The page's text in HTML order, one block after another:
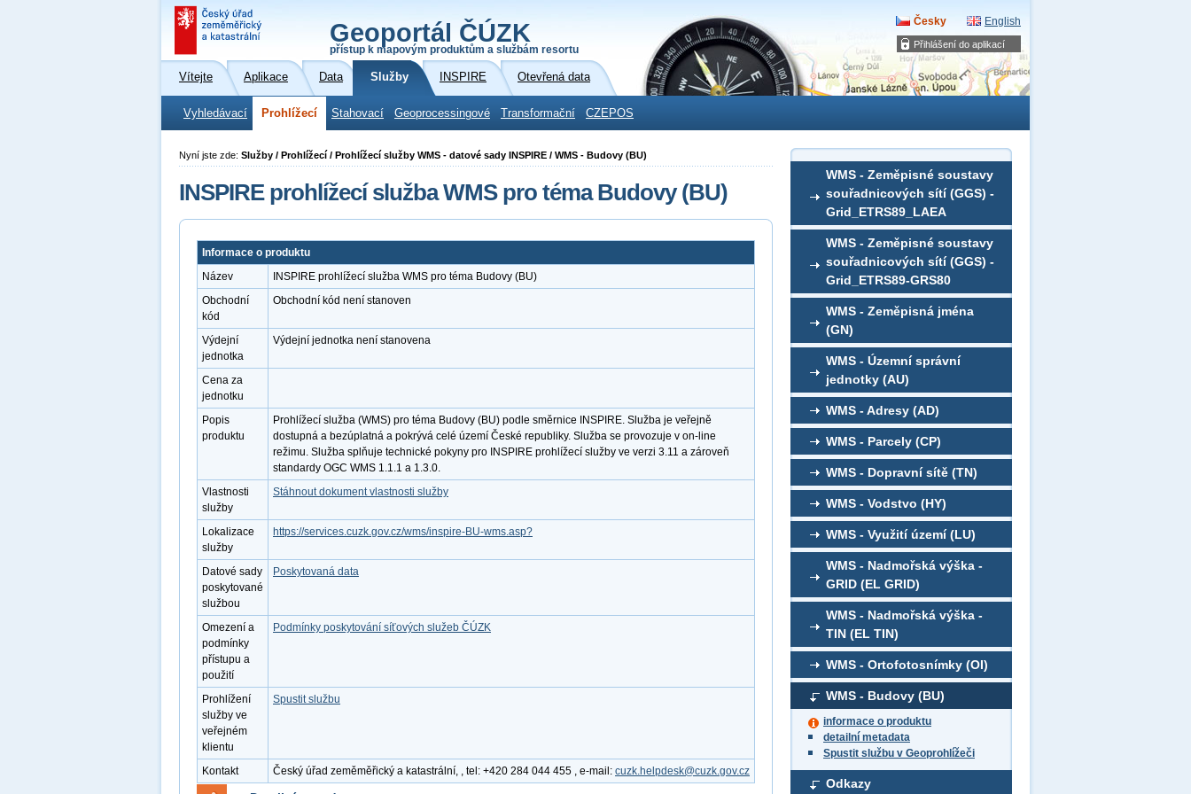
Přihlášení do aplikací
Geoportál ČÚZK
přístup k mapovým produktům a službám resortu
Česky English
Vítejte Aplikace Data Služby INSPIRE Otevřená data
Vyhledávací Prohlížecí Stahovací Geoprocessingové Transformační CZEPOS
WMS - Zeměpisné soustavy
souřadnicových sítí (GGS) -
Grid_ETRS89_LAEA
WMS - Zeměpisné soustavy
souřadnicových sítí (GGS) -
Grid_ETRS89-GRS80
WMS - Zeměpisná jména
(GN)
WMS - Územní správní
jednotky (AU)
WMS - Adresy (AD)
WMS - Parcely (CP)
WMS - Dopravní sítě (TN)
WMS - Vodstvo (HY)
WMS - Využití území (LU)
WMS - Nadmořská výška -
GRID (EL GRID)
WMS - Nadmořská výška -
TIN (EL TIN)
WMS - Ortofotosnímky (OI)
WMS - Budovy (BU)
informace o produktu
detailní metadata
Spustit službu v Geoprohlížeči
Odkazy
Nyní jste zde: Služby / Prohlížecí / Prohlížecí služby WMS - datové sady INSPIRE / WMS - Budovy (BU)
INSPIRE prohlížecí služba WMS pro téma Budovy (BU)
Informace o produktu
Název
INSPIRE prohlížecí služba WMS pro téma Budovy (BU)
Obchodní
kód
Obchodní kód není stanoven
Výdejní
jednotka
Výdejní jednotka není stanovena
Cena za
jednotku
Popis
produktu
Prohlížecí služba (WMS) pro téma Budovy (BU) podle směrnice INSPIRE. Služba je veřejně
dostupná a bezúplatná a pokrývá celé území České republiky. Služba se provozuje v on-line
režimu. Služba splňuje technické pokyny pro INSPIRE prohlížecí služby ve verzi 3.11 a zároveň
standardy OGC WMS 1.1.1 a 1.3.0.
Vlastnosti
služby
Stáhnout dokument vlastnosti služby
Lokalizace
služby
https://services.cuzk.gov.cz/wms/inspire-BU-wms.asp?
Datové sady
poskytované
službou
Poskytovaná data
Omezení a
podmínky
přístupu a
použití
Podmínky poskytování síťových služeb ČÚZK
Prohlížení
služby ve
veřejném
klientu
Spustit službu
Kontakt Český úřad zeměměřický a katastrální, , tel: +420 284 044 455 , e-mail: cuzk.helpdesk@cuzk.gov.cz